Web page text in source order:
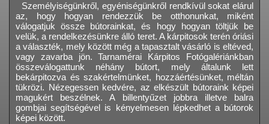
Személyiségünkről, egyéniségünkről rendkívül sokat elárul
az, hogy hogyan rendezzük be otthonunkat, miként
válogatjuk össze bútorainkat, és hogy hogyan töltjük be
velük, a rendelkezésünkre álló teret. A kárpitosok terén óriási
a választék, mely között még a tapasztalt vásárló is eltéved,
vagy zavarba jön. Tarnamérai Kárpitos Fotógalériánkban
összeválogattunk néhány bútort, mely általunk lett
bekárpitozva és szakértelmünket, hozzáértésünket, méltán
tükrözi. Nézegessen kedvére, az elkészült bútoraink képei
magukért beszélnek. A billentyűzet jobbra illetve balra
gombjai segítségével is kényelmesen lépkedhet a bútorok
képei között.